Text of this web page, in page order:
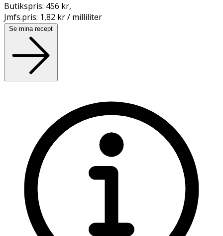
Butikspris: 456 kr,
Jmfs.pris: 1,82 kr / milliliter
Se mina recept